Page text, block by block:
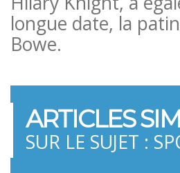
longue date, la
Bowe.
ARTICLES
SUR LE SUJET :